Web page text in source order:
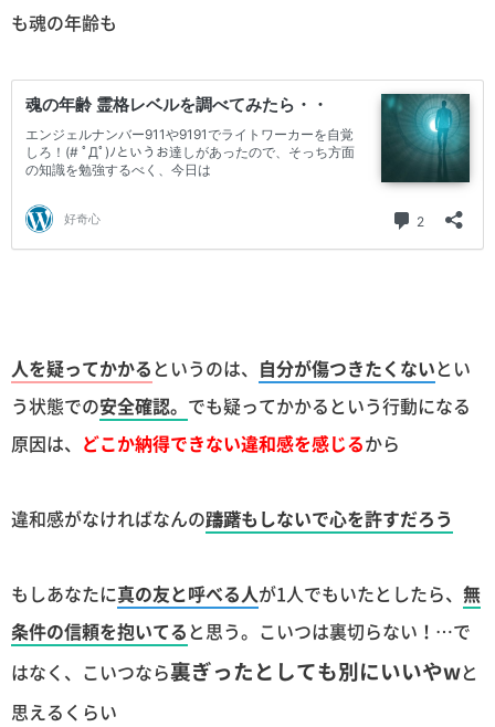
も魂の年齢も
人を疑ってかかるというのは、 自分が傷つきたくないとい
う状態での安全確認。 でも疑ってかかるという行動になる
原因は、 どこか納得できない違和感を感じるから
違和感がなければなんの躊躇もしないで心を許すだろう
もしあなたに真の友と呼べる人が1人でもいたとしたら、 無
条件の信頼を抱いてると思う。こいつは裏切らない！…で
はなく、こいつなら裏ぎったとしても別にいいやwと
思えるくらい